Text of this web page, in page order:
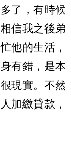
了，有時候
信我之後弟
他的生活，
有錯，是本
現實。不然
加繳貸款，